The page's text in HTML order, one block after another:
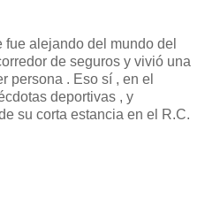
alejando del mundo del
de seguros y vivió una
persona . Eso sí , en el
deportivas , y
su corta estancia en el R.C.